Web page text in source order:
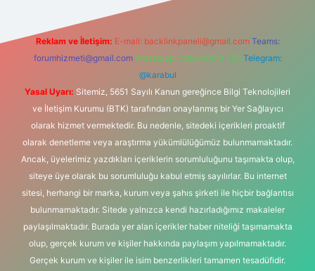
Reklam ve İletişim: E-mail: backlinkpaneli@gmail.com Teams:
forumhizmeti@gmail.com Whatsapp: 0262 606 0 726 Telegram:
@karabul
Yasal Uyarı: Sitemiz, 5651 Sayılı Kanun gereğince Bilgi Teknolojileri
ve İletişim Kurumu (BTK) tarafından onaylanmış bir Yer Sağlayıcı
olarak hizmet vermektedir. Bu nedenle, sitedeki içerikleri proaktif
olarak denetleme veya araştırma yükümlülüğümüz bulunmamaktadır.
Ancak, üyelerimiz yazdıkları içeriklerin sorumluluğunu taşımakta olup,
siteye üye olarak bu sorumluluğu kabul etmiş sayılırlar. Bu internet
sitesi, herhangi bir marka, kurum veya şahıs şirketi ile hiçbir bağlantısı
bulunmamaktadır. Sitede yalnızca kendi hazırladığımız makaleler
paylaşılmaktadır. Burada yer alan içerikler haber niteliği taşımamakta
olup, gerçek kurum ve kişiler hakkında paylaşım yapılmamaktadır.
Gerçek kurum ve kişiler ile isim benzerlikleri tamamen tesadüfidir.